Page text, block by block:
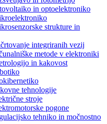
in optoelektroniko
strukture in
integriranih vezij
metode v elektroniki
in kakovost
tehnologije
stroje
pogone
tehniko in močnostno